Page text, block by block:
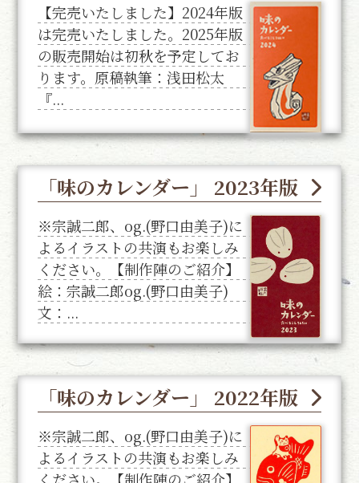
【完売いたしました】2024年版
は完売いたしました。2025年版
の販売開始は初秋を予定してお
ります。原稿執筆：浅田松太
『...
「味のカレンダー」 2023年版
※宗誠二郎、og.(野口由美子)に
よるイラストの共演もお楽しみ
ください。【制作陣のご紹介】
絵：宗誠二郎og.(野口由美子)
文：...
「味のカレンダー」 2022年版
※宗誠二郎、og.(野口由美子)に
よるイラストの共演もお楽しみ
ください。【制作陣のご紹介】